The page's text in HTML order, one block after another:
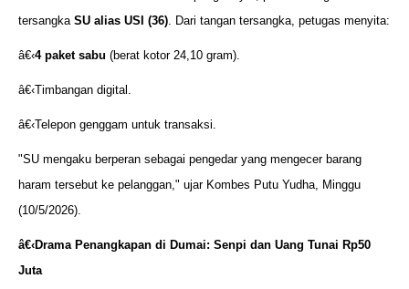
tersangka SU alias USI (36). Dari tangan tersangka, petugas menyita:
â€‹4 paket sabu (berat kotor 24,10 gram).
â€‹Timbangan digital.
â€‹Telepon genggam untuk transaksi.
"SU mengaku berperan sebagai pengedar yang mengecer barang
haram tersebut ke pelanggan," ujar Kombes Putu Yudha, Minggu
(10/5/2026).
â€‹Drama Penangkapan di Dumai: Senpi dan Uang Tunai Rp50
Juta